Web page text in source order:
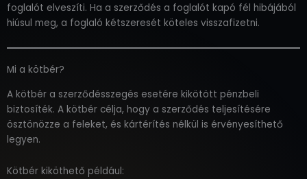
foglalót elveszíti. Ha a szerződés a foglalót kapó fél hibájából
hiúsul meg, a foglaló kétszeresét köteles visszafizetni.
Mi a kötbér?
A kötbér a szerződésszegés esetére kikötött pénzbeli
biztosíték. A kötbér célja, hogy a szerződés teljesítésére
ösztönözze a feleket, és kártérítés nélkül is érvényesíthető
legyen.
Kötbér kiköthető például: